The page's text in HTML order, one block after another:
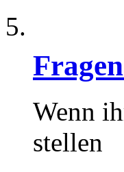
Wenn
stellen